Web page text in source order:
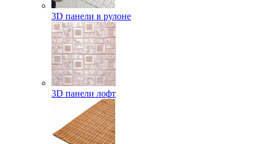
3D панели в рулоне
3D панели лофт